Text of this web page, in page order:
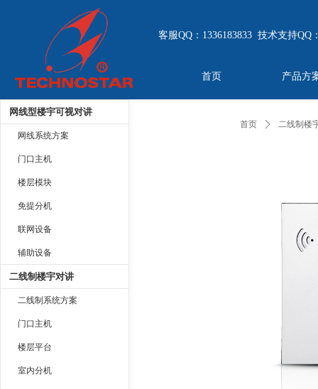
首页 产品方
客服QQ：1336183833 技术支持QQ
首页 ꄲ 二线制楼
网线型楼宇可视对讲
网线系统方案
门口主机
楼层模块
免提分机
联网设备
辅助设备
二线制楼宇对讲
二线制系统方案
门口主机
楼层平台
室内分机